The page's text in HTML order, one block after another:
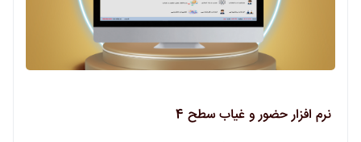
نرم افزار حضور و غیاب سطح 4